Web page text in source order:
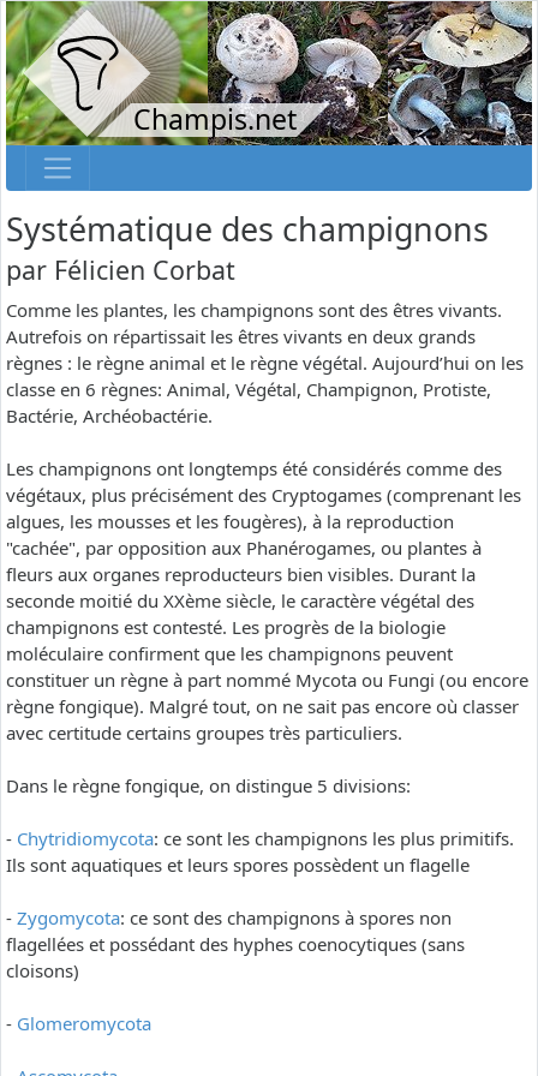
Champis.net
Systématique des champignons
par Félicien Corbat
Comme les plantes, les champignons sont des êtres vivants.
Autrefois on répartissait les êtres vivants en deux grands
règnes : le règne animal et le règne végétal. Aujourd’hui on les
classe en 6 règnes: Animal, Végétal, Champignon, Protiste,
Bactérie, Archéobactérie.
Les champignons ont longtemps été considérés comme des
végétaux, plus précisément des Cryptogames (comprenant les
algues, les mousses et les fougères), à la reproduction
"cachée", par opposition aux Phanérogames, ou plantes à
fleurs aux organes reproducteurs bien visibles. Durant la
seconde moitié du XXème siècle, le caractère végétal des
champignons est contesté. Les progrès de la biologie
moléculaire confirment que les champignons peuvent
constituer un règne à part nommé Mycota ou Fungi (ou encore
règne fongique). Malgré tout, on ne sait pas encore où classer
avec certitude certains groupes très particuliers.
Dans le règne fongique, on distingue 5 divisions:
- Chytridiomycota: ce sont les champignons les plus primitifs.
Ils sont aquatiques et leurs spores possèdent un flagelle
- Zygomycota: ce sont des champignons à spores non
flagellées et possédant des hyphes coenocytiques (sans
cloisons)
- Glomeromycota